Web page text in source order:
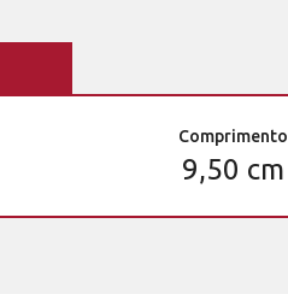
Comprimento
9,50 cm